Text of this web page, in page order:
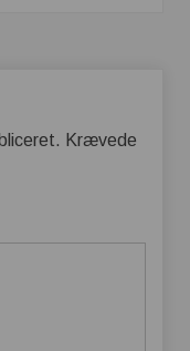
Krævede